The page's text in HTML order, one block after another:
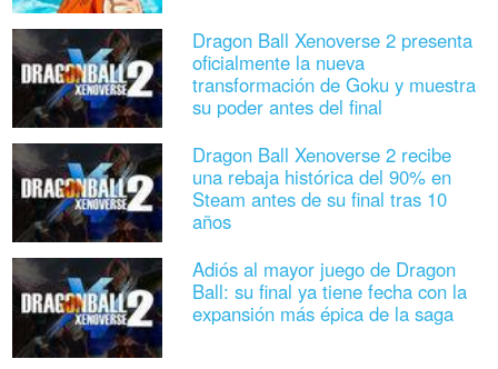
Dragon Ball Xenoverse 2 presenta
oficialmente la nueva
transformación de Goku y muestra
su poder antes del final
Dragon Ball Xenoverse 2 recibe
una rebaja histórica del 90% en
Steam antes de su final tras 10
años
Adiós al mayor juego de Dragon
Ball: su final ya tiene fecha con la
expansión más épica de la saga